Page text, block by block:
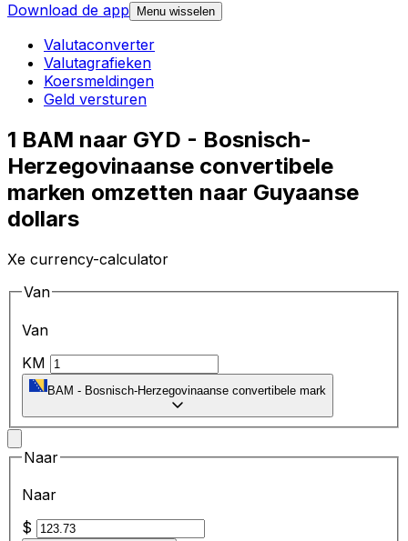
Download de app
Menu wisselen
Valutaconverter
Valutagrafieken
Koersmeldingen
Geld versturen
1 BAM naar GYD - Bosnisch-
Herzegovinaanse convertibele
marken omzetten naar Guyaanse
dollars
Xe currency-calculator
Van
Van
KM
BAM - Bosnisch-Herzegovinaanse convertibele mark
Naar
Naar
$